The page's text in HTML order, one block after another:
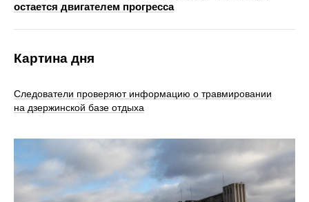
остается двигателем прогресса
Картина дня
Следователи проверяют информацию о травмировании
на дзержинской базе отдыха